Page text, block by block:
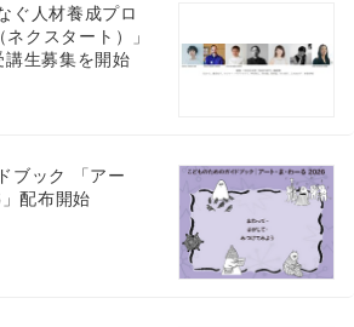
ぐ人材養成プロ
クスタート）」
生募集を開始
ブック 「アー
配布開始